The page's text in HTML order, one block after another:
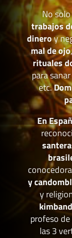
No
trabajos
dineroy
mal de ojo
rituales
para
etc.
En
y
y
profeso
las 3